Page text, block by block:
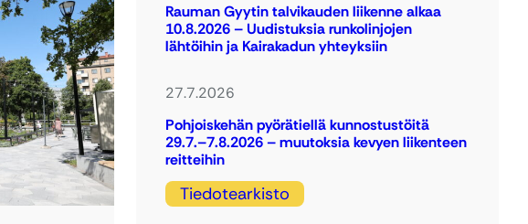
Rauman Gyytin talvikauden liikenne alkaa
10.8.2026 – Uudistuksia runkolinjojen
lähtöihin ja Kairakadun yhteyksiin
27.7.2026
Pohjoiskehän pyörätiellä kunnostustöitä
29.7.–7.8.2026 – muutoksia kevyen liikenteen
reitteihin
Tiedotearkisto